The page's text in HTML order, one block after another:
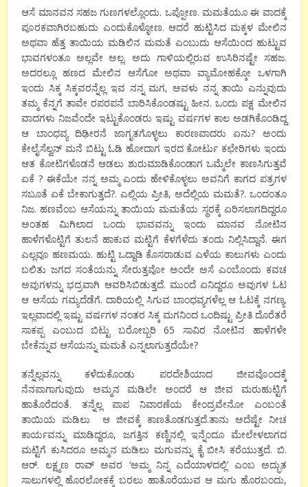
ಆಸೆ ಮಾನವನ ಸಹಜ ಗುಣಗಳಲ್ಲೊಂದು. ಒಪ್ಪೋಣ. ಮಮತೆಯೂ ಈ ವಾದಕ್ಕೆ
ಪೂರಕವಾಗಿರಬಹುದು ಎಂದುಕೊಳ್ಳೋಣ. ಆದರೆ ಹುಟ್ಟಿಸಿದ ಮಕ್ಕಳ ಮೇಲಿನ
ಅಥವಾ ಹೆತ್ತ ತಾಯಿಯ ಮಡಿಲಿನ ಮಮತೆ ಎಂಬುದು ಆಸೆಯಿಂದ ಹುಟ್ಟುವ
ಭಾವಗಳಂತೂ ಅಲ್ಲವೇ ಅಲ್ಲ. ಅದು ಗಾಳಿಯಲ್ಲಿರುವ ಉಸಿರಿನಷ್ಟೇ ಸಹಜ.
ಅದರಲ್ಲೂ ಹಣದ ಮೇಲಿನ ಆಸೆಗೋ ಅಥವಾ ವ್ಯಾಮೋಹಕ್ಕೋ ಒಳಗಾಗಿ
ಇಂದು ಸಿಕ್ಕ ಸಿಕ್ಕವರನ್ನೆಲ್ಲ ಇವ ನನ್ನ ಮಗ, ಅವಳು ನನ್ನ ತಾಯಿ ಎನ್ನುವುದು
ತಮ್ಮ ಕೆನ್ನಗೆ ತಾವೇ ರಪರಪನೆ ಬಾರಿಸಿಕೊಂಡಷ್ಟು ಹೀನ. ಒಂದು ಪಕ್ಷ ಮೇಲಿನ
ವಾದಗಳು ನಿಜವೆಂದೇ ಇಟ್ಟುಕೊಂಡರು ಇಷ್ಟು ವರ್ಷಗಳ ಕಾಲ ಅಡಗಿಕೊಂಡಿದ್ದ
ಆ ಬಾಂಧವ್ಯ ದಿಢೀರನೆ ಜಾಗೃತಗೊಳ್ಳಲು ಕಾರಣವಾದರು ಏನು? ಅಂದು
ಕೇಲೈಸೆಲ್ವನ್ ಮನೆ ಬಿಟ್ಟು ಓಡಿ ಹೋದಾಗ ಇರದ ಕೋರ್ಟು ಕಛೇರಿಗಳು ಇಂದು
ಆತ ಕೋಟಿಗಳೊಡನೆ ಆಡಲು ಶುರುಮಾಡಿಕೊಂಡಾಗ ಒಮ್ಮೆಲೇ ಕಾಣಸಿಗುತ್ತವೆ
ಏಕೆ ? ಈಕೆಯೇ ನನ್ನ ಅಮ್ಮ ಎಂದು ಹೇಳಿಕೊಳ್ಳಲು ಅವನಿಗೆ ಕಾಗದ ಪತ್ರಗಳ
ಸಬೂತೆ ಏಕೆ ಬೇಕಾಗುತ್ತದೆ?. ಎಲ್ಲಿಯ ಪ್ರೀತಿ, ಅದೆಲ್ಲಿಯ ಮಮತೆ?. ಒಂದಂತೂ
ನಿಜ. ಹಣವೆಂಬ ಆಸೆಯನ್ನು ತಾಯಿಯ ಮಮತೆಯ ಸ್ಥರಕ್ಕೆ ಏರಿಸಲಾಗದಿದ್ದರೂ
ಅಂತಹ ಮಿಗಿಲಾದ ಒಂದು ಭಾವವನ್ನು ಇಂದು ಮಾನವ ನೋಟಿನ
ಹಾಳೆಗಳೊಟ್ಟಿಗೆ ತುಲನೆ ಹಾಕುವ ಮಟ್ಟಿಗೆ ಕೆಳಗೆಳೆದು ತಂದು ನಿಲ್ಲಿಸಿದ್ದಾನೆ. ಈಗ
ಎಲ್ಲವೂ ಹಣಮಯ. ಹುಟ್ಟಿ ಒದ್ದಾಡಿ ಕೊಸರಾಡುವ ಎಳೆಯ ಕಾಲುಗಳು ಎಂದು
ಬಲಿತು ಜಗದ ಸಂತೆಯನ್ನು ಸೇರುತ್ತವೋ ಅಂದೇ ಅಸೆ ಎಂಬೊಂದು ಕವಚ
ಅವುಗಳನ್ನು ಭದ್ರವಾಗಿ ಆವರಿಸಿಬಿಡುತ್ತದೆ. ಮುಂದೆ ಏನಿದ್ದರೂ ಅವುಗಳ ಓಟ
ಆ ಆಸೆಯ ಗಮ್ಯದೆಡೆಗೆ. ದಾರಿಯಲ್ಲಿ ಸಿಗುವ ಬಾಂಧವ್ಯಗಳೆಲ್ಲ ಆ ಓಟಕ್ಕೆ ನಗಣ್ಯ.
ಇಲ್ಲವಾದಲ್ಲಿ ಇಷ್ಟು ವರ್ಷಗಳ ನಂತರ ಸಿಕ್ಕ ಮಗನಿಂದ ಒಂದಿಷ್ಟು ಪ್ರೀತಿ ದೊರೆತರೆ
ಸಾಕಪ್ಪ ಎಂಬುದ ಬಿಟ್ಟು ಬರೋಬ್ಬರಿ 65 ಸಾವಿರ ನೋಟಿನ ಹಾಳೆಗಳೇ
ಬೇಕೆನ್ನುವ ಆಸೆಯನ್ನು ಮಮತೆ ಎನ್ನಲಾಗುತ್ತದೆಯೇ?
ತನ್ನೆಲ್ಲವನ್ನು ಕಳೆದುಕೊಂಡು ಪರದೇಶಿಯಾದ ಜೀವವೊಂದಕ್ಕೆ
ನೆನಪಾಗಾಗುವುದು ಅಮ್ಮನ ಮಡಿಲೇ ಅಂದರೆ ಆ ಜೀವ ಮರುಹುಟ್ಟಿಗೆ
ಹಾತೊರೆದಂತೆ. ತನ್ನೆಲ್ಲ ಪಾಪ ನಿವಾರಣೆಯ ಕೇಂದ್ರವೇನೋ ಎಂಬಂತೆ
ತಾಯಿಯ ಮಡಿಲು ಆ ಜೀವಕ್ಕೆ ಕಾಣತೊಡಗುತ್ತದೆ.ತಾನು ಅದೆಷ್ಟೇ ನೀಚ
ಕಾರ್ಯವನ್ನು ಮಾಡಿದ್ದರೂ, ಜಗತ್ತಿನ ಕಣ್ಣಿನಲ್ಲಿ ಇನ್ನೆಂದೂ ಮೇಲೇಳಲಾಗದ
ಮಟ್ಟಿಗೆ ಕುಸಿದರೂ ಅಮ್ಮನ ಮಡಿಲು ಮಗುವನ್ನು ಕೈ ಬೀಸಿ ಕರೆಯುತ್ತದೆ. ಬಿ.
ಆರ್. ಲಕ್ಷ್ಮಣ ರಾವ್ ಅವರ ‘ಅಮ್ಮ ನಿನ್ನ ಎದೆಯಾಳದಲ್ಲಿ’ ಎಂಬ ಅದ್ಭುತ
ಸಾಲುಗಳಲ್ಲಿ ಹೊರಲೋಕಕ್ಕೆ ಬರಲು ಹಾತೊರೆಯುವ ಆ ಮಗು ಹೊರಬಂದು,